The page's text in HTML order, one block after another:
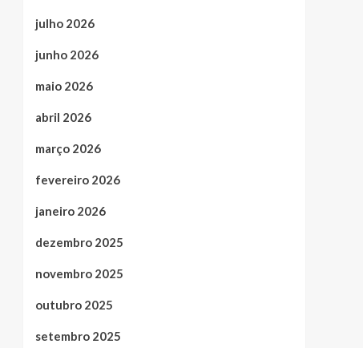
julho 2026
junho 2026
maio 2026
abril 2026
março 2026
fevereiro 2026
janeiro 2026
dezembro 2025
novembro 2025
outubro 2025
setembro 2025